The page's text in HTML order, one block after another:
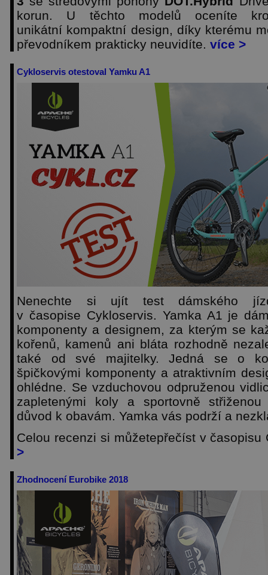
korun. U těchto modelů oceníte
unikátní kompaktní design, díky kterému
převodníkem prakticky neuvidíte. více >
Cykloservis otestoval Yamku A1
Nenechte si ujít test dámského
v časopise Cykloservis. Yamka A1 je
komponenty a designem, za kterým se
kořenů, kamenů ani bláta rozhodně
také od své majitelky. Jedná se o
špičkovými komponenty a atraktivním
ohlédne. Se vzduchovou odpruženou
zapletenými koly a sportovně
důvod k obavám. Yamka vás podrží a
Celou recenzi si můžetepřečíst v
>
Zhodnocení Eurobike 2018